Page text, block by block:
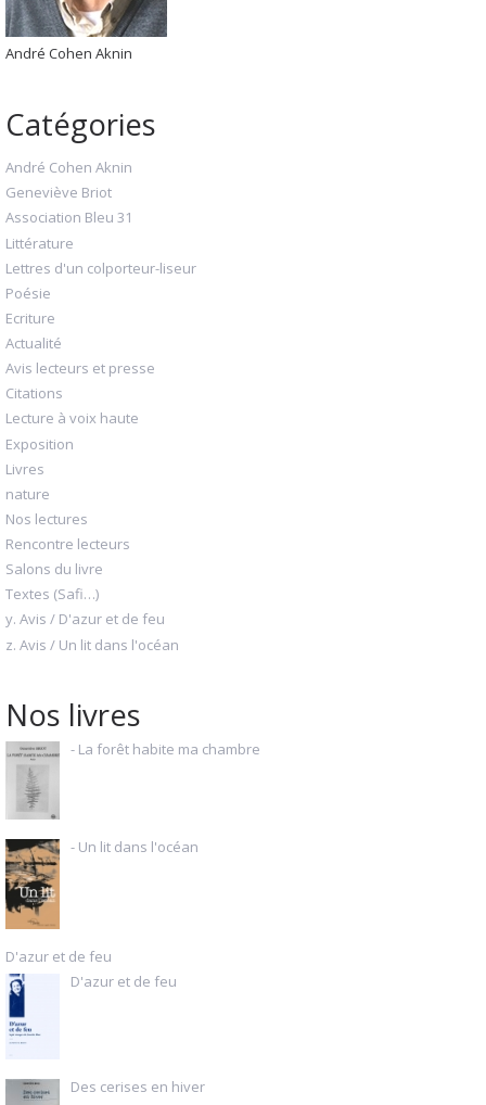
André Cohen Aknin
Catégories
André Cohen Aknin
Geneviève Briot
Association Bleu 31
Littérature
Lettres d'un colporteur-liseur
Poésie
Ecriture
Actualité
Avis lecteurs et presse
Citations
Lecture à voix haute
Exposition
Livres
nature
Nos lectures
Rencontre lecteurs
Salons du livre
Textes (Safi…)
y. Avis / D'azur et de feu
z. Avis / Un lit dans l'océan
Nos livres
- La forêt habite ma chambre
- Un lit dans l'océan
D'azur et de feu
D'azur et de feu
Des cerises en hiver